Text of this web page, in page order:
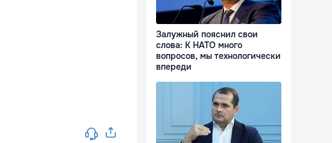
Залужный пояснил свои
слова: К НАТО много
вопросов, мы технологически
впереди